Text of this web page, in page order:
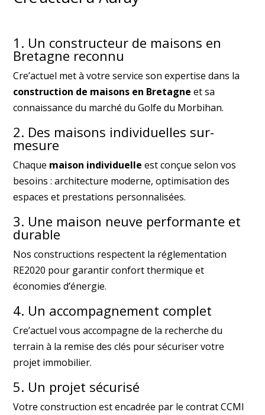
1. Un constructeur de maisons en
Bretagne reconnu
Cre’actuel met à votre service son expertise dans la
construction de maisons en Bretagne et sa
connaissance du marché du Golfe du Morbihan.
2. Des maisons individuelles sur-
mesure
Chaque maison individuelle est conçue selon vos
besoins : architecture moderne, optimisation des
espaces et prestations personnalisées.
3. Une maison neuve performante et
durable
Nos constructions respectent la réglementation
RE2020 pour garantir confort thermique et
économies d’énergie.
4. Un accompagnement complet
Cre’actuel vous accompagne de la recherche du
terrain à la remise des clés pour sécuriser votre
projet immobilier.
5. Un projet sécurisé
Votre construction est encadrée par le contrat CCMI